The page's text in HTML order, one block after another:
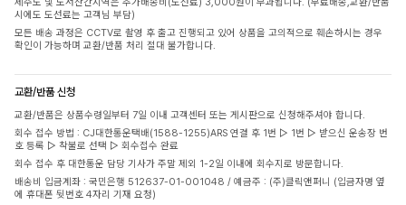
시에도 도선료는 고객님 부담)
모든 배송 과정은 CCTV로 촬영 후 출고 진행되고 있어 상품을 고의적으로 훼손하시는 경우
확인이 가능하며 교환/반품 처리 절대 불가합니다.
교환/반품 신청
교환/반품은 상품수령일부터 7일 이내 고객센터 또는 게시판으로 신청해주셔야 합니다.
회수 접수 방법 : CJ대한통운택배(1588-1255)ARS 연결 후 1번 ▷ 1번 ▷ 받으신 운송장 번
호 등록 ▷ 착불로 선택 ▷ 회수접수 완료
회수 접수 후 대한통운 담당 기사가 주말 제외 1-2일 이내에 회수지로 방문합니다.
배송비 입금계좌 : 국민은행 512637-01-001048 / 예금주 : (주)클릭앤퍼니 (입금자명 옆
에 휴대폰 뒷번호 4자리 기재 요청)